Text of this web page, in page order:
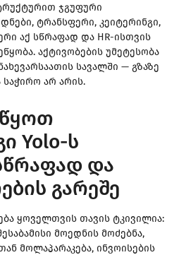
ჯგუფური
ტრანსფერი, კეიტერინგი,
აქ სწრაფად და HR-ისთვის
აქტივობების უმეტესობა
სავალში — გზაზე
საჭირო არ არის.
Yolo-ს
და
გარეშე
ყოველთვის თავის ტკივილია:
მოედნის მოძებნა,
მოლაპარაკება, ინვოისების